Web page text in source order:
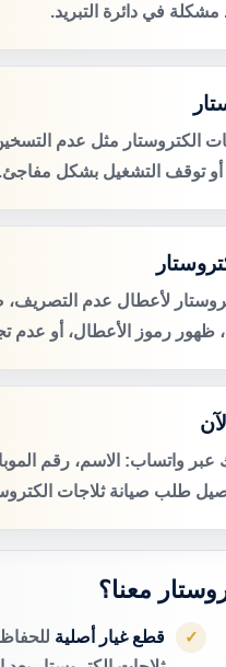
في دائرة التبريد.
الكتروستار مثل عدم
أو توقف التشغيل بشكل مفاجئ.
لأعطال عدم
ظهور رموز الأعطال، أو عدم
عبر واتساب: الاسم، رقم
طلب صيانة ثلاجات
معنا؟
✓ قطع غيار أصلية